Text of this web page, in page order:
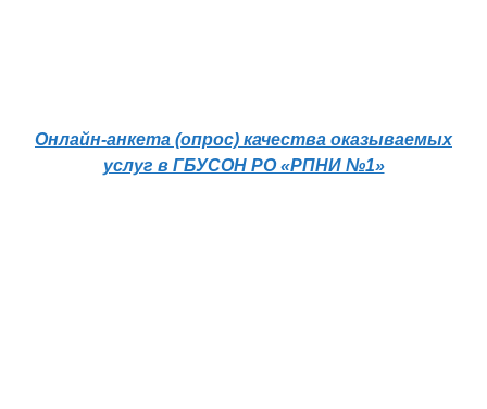
Онлайн-анкета (опрос) качества оказываемых
услуг в ГБУСОН РО «РПНИ №1»